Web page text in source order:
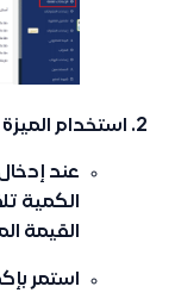
استخدام
عند
الكمية
القيمة
استمر